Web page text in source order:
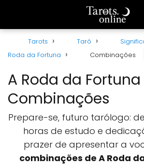
Tarots Tarô
Roda da Fortuna
Combinações
A Roda da Fortuna
Combinações
Prepare-se, futuro tarólogo:
horas de estudo e
prazer de apresentar a
combinações de A Roda